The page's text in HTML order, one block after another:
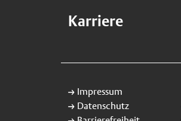
Karriere
Impressum
Datenschutz